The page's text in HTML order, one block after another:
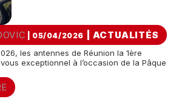
| 05/04/2026 ACTUALITÉS
les antennes de Réunion la 1ère
exceptionnel à l’occasion de la Pâque